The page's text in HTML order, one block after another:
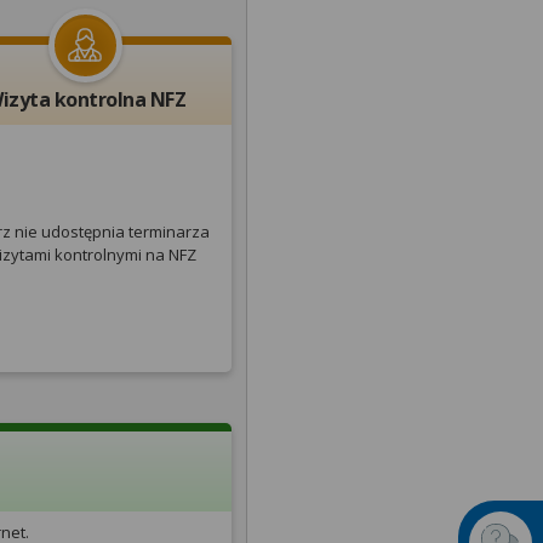
kontrolna NFZ
nie udostępnia terminarza
kontrolnymi na NFZ